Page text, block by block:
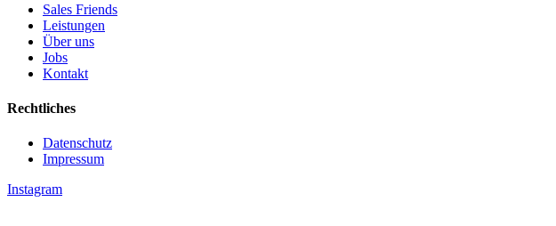
Sales Friends
Leistungen
Über uns
Jobs
Kontakt
Rechtliches
Datenschutz
Impressum
Instagram